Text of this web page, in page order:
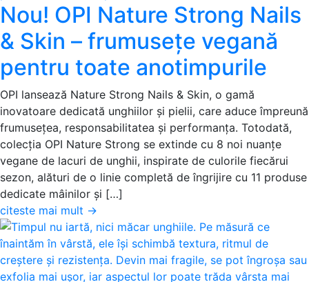
Nou! OPI Nature Strong Nails
& Skin – frumusețe vegană
pentru toate anotimpurile
OPI lansează Nature Strong Nails & Skin, o gamă
inovatoare dedicată unghiilor și pielii, care aduce împreună
frumusețea, responsabilitatea și performanța. Totodată,
colecția OPI Nature Strong se extinde cu 8 noi nuanțe
vegane de lacuri de unghii, inspirate de culorile fiecărui
sezon, alături de o linie completă de îngrijire cu 11 produse
dedicate mâinilor și […]
citeste mai mult →